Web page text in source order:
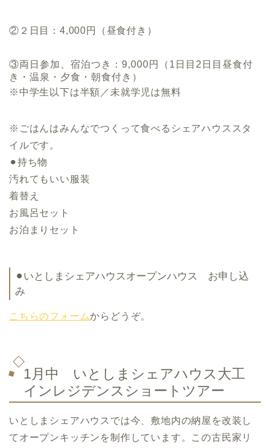
②２日目：4,000円（昼食付き）
③両日参加、宿泊つき：9,000円（1日目2日目昼食付
き・温泉・夕食・朝食付き）
※中学生以下は半額／未就学児は無料
※ごはんはみんなでつくって食べるシェアハウススタ
イルです。
⚫︎持ち物
汚れてもいい服装
着替え
お風呂セット
お泊まりセット
⚫︎いとしまシェアハウスオープンハウス お申し込
み
こちらのフォームからどうぞ。
1月中 いとしまシェアハウス大工
インレジデンスショートツアー
いとしまシェアハウスでは今、敷地内の納屋を改装し
てオープンキッチンを制作しています。この古民家リ